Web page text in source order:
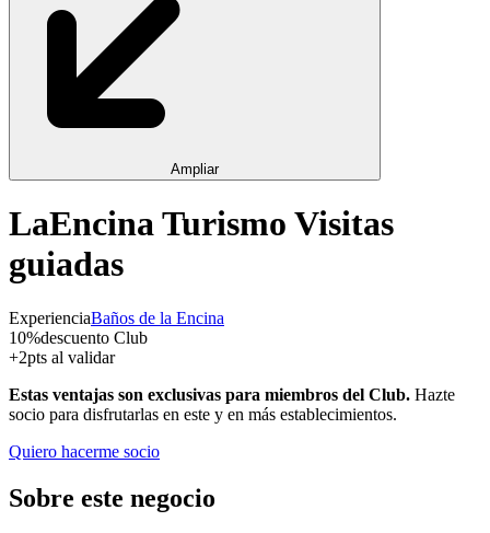
Ampliar
LaEncina Turismo Visitas
guiadas
ExperienciaBaños de la Encina
10%descuento Club
+2pts al validar
Estas ventajas son exclusivas para miembros del Club. Hazte
socio para disfrutarlas en este y en más establecimientos.
Quiero hacerme socio
Sobre este negocio